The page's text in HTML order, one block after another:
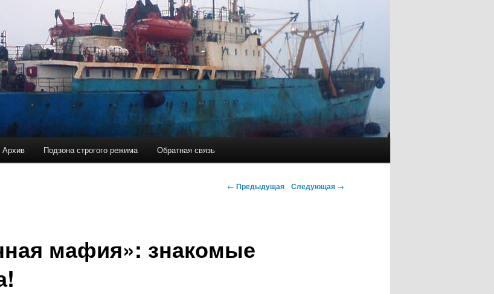
Архив Подзона строгого режима Обратная связь
← Предыдущая Следующая →
мафия»: знакомые